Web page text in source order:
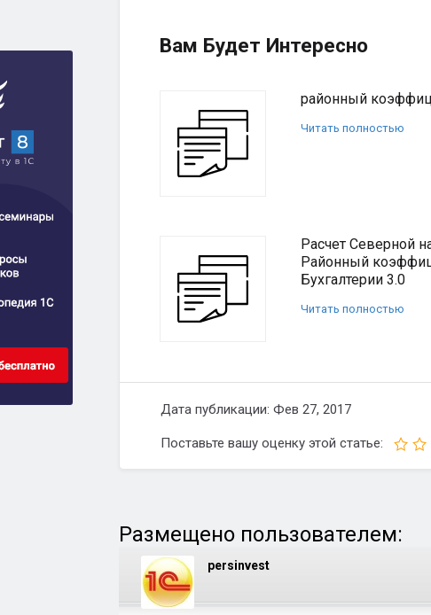
Вам Будет Интересно
районный
Читать полностью
Расчет Северной
Районный
Бухгалтерии 3.0
Читать полностью
Дата публикации: Фев 27, 2017
Поставьте вашу оценку этой статье:
Размещено пользователем:
persinvest